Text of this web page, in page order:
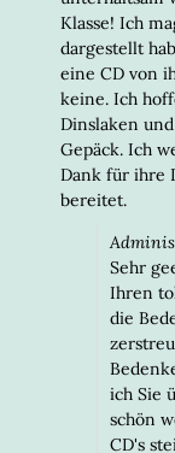
Klasse! Ich
dargestellt
eine CD von
keine. Ich
Dinslaken
Gepäck. Ich
Dank für ihre
bereitet.
Sehr
Ihren
die
ich Sie
schön
CD's